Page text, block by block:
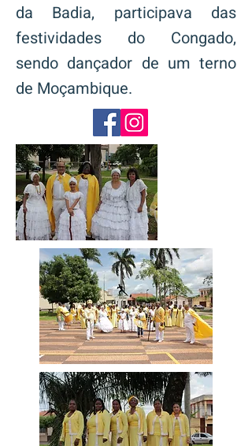
da Badia, participava das
festividades do Congado,
sendo dançador de um terno
de Moçambique.